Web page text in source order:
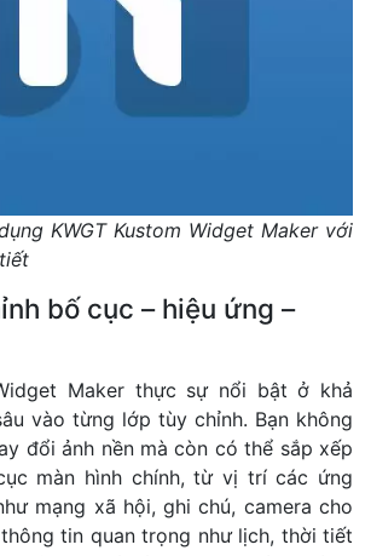
KWGT Kustom Widget Maker với
bố cục – hiệu ứng –
Maker thực sự nổi bật ở khả
vào từng lớp tùy chỉnh. Bạn không
đổi ảnh nền mà còn có thể sắp xếp
màn hình chính, từ vị trí các ứng
mạng xã hội, ghi chú, camera cho
tin quan trọng như lịch, thời tiết